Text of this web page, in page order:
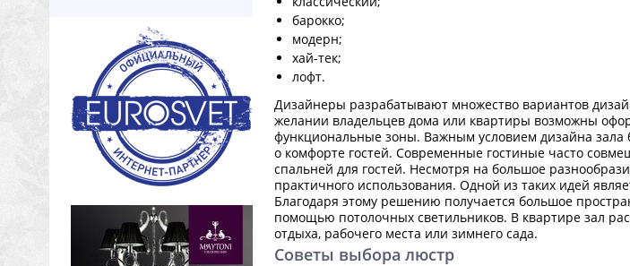
барокко;
модерн;
хай-тек;
лофт.
Дизайнеры разрабатывают множество вариантов
желании владельцев дома или квартиры возможны
функциональные зоны. Важным условием дизайна зала
о комфорте гостей. Современные гостиные часто
спальней для гостей. Несмотря на большое
практичного использования. Одной из таких идей
Благодаря этому решению получается большое
помощью потолочных светильников. В квартире зал
отдыха, рабочего места или зимнего сада.
Советы выбора люстр